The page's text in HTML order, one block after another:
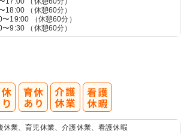
18:00 （休憩60分）
19:00 （休憩60分）
9:30 （休憩60分）
休業、育児休業、介護休業、看護休暇